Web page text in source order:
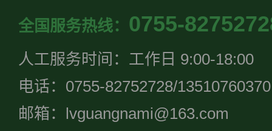
全国服务热线： 0755-
人工服务时间：工作日 9:00-18:00
电话：0755-82752728/13510760370
邮箱：lvguangnami@163.com